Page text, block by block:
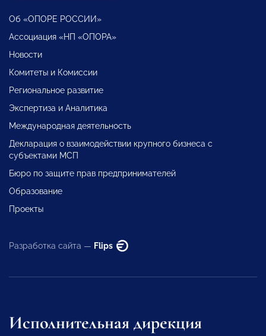
Об «ОПОРЕ РОССИИ»
Ассоциация «НП «ОПОРА»
Новости
Комитеты и Комиссии
Региональное развитие
Экспертиза и Аналитика
Международная деятельность
Декларация о взаимодействии крупного бизнеса с
субъектами МСП
Бюро по защите прав предпринимателей
Образование
Проекты
Разработка сайта — Flips
Исполнительная дирекция